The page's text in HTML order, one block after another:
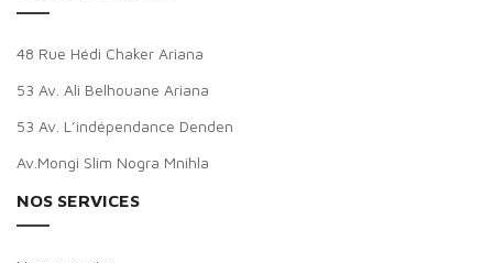
48 Rue Hédi Chaker Ariana
53 Av. Ali Belhouane Ariana
53 Av. L’indépendance Denden
Av.Mongi Slim Nogra Mnihla
NOS SERVICES